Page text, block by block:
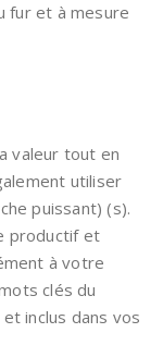
fur et à mesure
valeur tout en
utiliser
puissant) (s).
productif et
à votre
clés du
inclus dans vos